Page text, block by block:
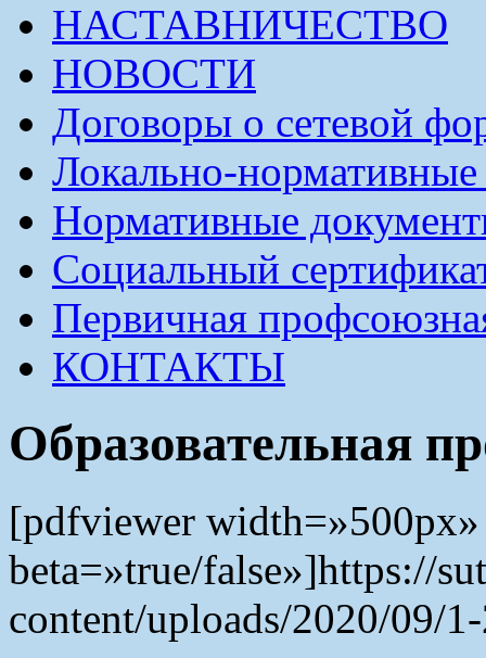
НАСТАВНИЧЕСТВО
НОВОСТИ
Договоры о сетевой
Локально-
Нормативные
Социальный
Первичная
КОНТАКТЫ
Образовательная
[pdfviewer
beta=»true/false»]https://
content/uploads/2020/09/